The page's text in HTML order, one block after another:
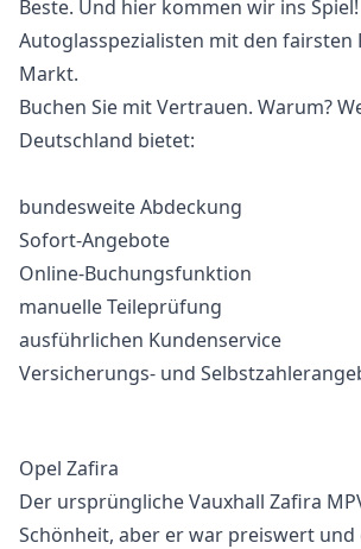
Beste. Und hier kommen wir ins
Autoglasspezialisten mit den fairsten
Markt.
Buchen Sie mit Vertrauen. Warum?
Deutschland bietet:
bundesweite Abdeckung
Sofort-Angebote
Online-Buchungsfunktion
manuelle Teileprüfung
ausführlichen Kundenservice
Versicherungs- und
Opel Zafira
Der ursprüngliche Vauxhall Zafira
Schönheit, aber er war preiswert